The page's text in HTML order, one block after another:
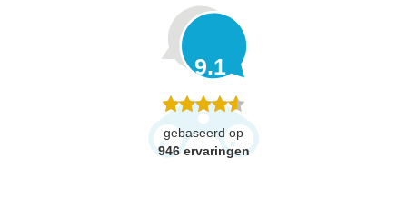
9.1
gebaseerd op
946 ervaringen